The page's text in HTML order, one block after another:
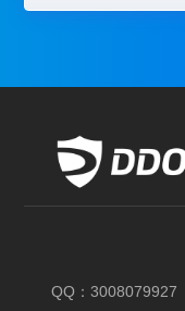
QQ：3008079927